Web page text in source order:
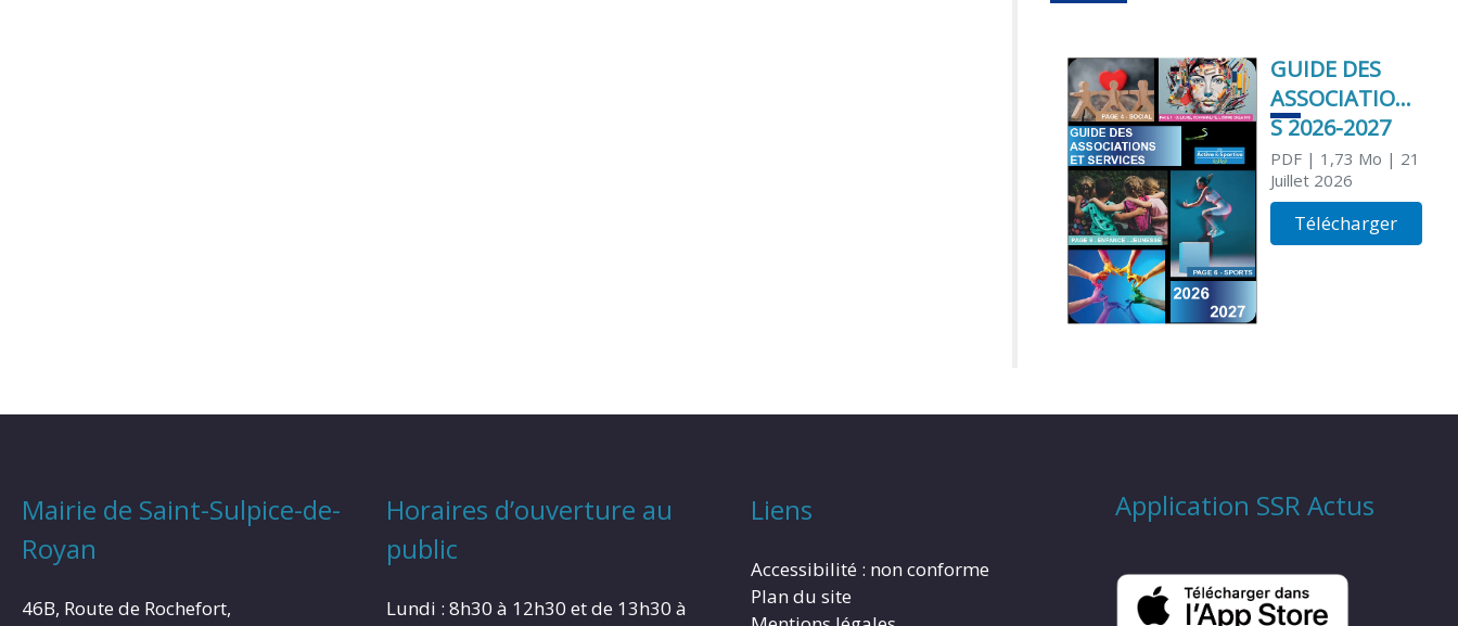
GUIDE DES
ASSOCIATION
S 2026-2027
PDF| 1,73 Mo | 21
Juillet 2026
Télécharger
Mairie de Saint-Sulpice-de-
Royan
46B, Route de Rochefort,
Horaires d’ouverture au
public
Lundi : 8h30 à 12h30 et de 13h30 à
Liens
Accessibilité : non conforme
Plan du site
Application SSR Actus